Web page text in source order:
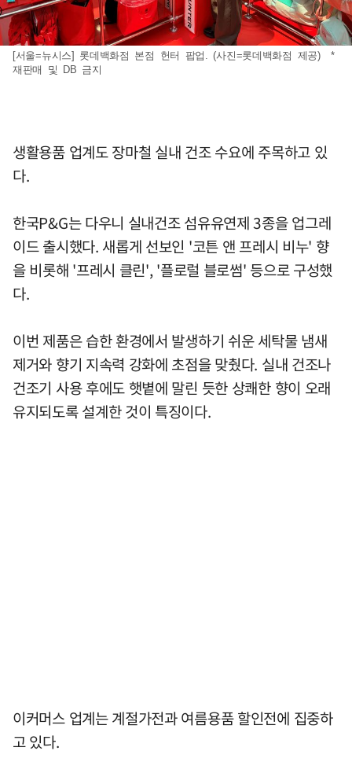
[서울=뉴시스] 롯데백화점 본점 헌터 팝업. (사진=롯데백화점 제공) *
재판매 및 DB 금지
생활용품 업계도 장마철 실내 건조 수요에 주목하고 있
다.
한국P&G는 다우니 실내건조 섬유유연제 3종을 업그레
이드 출시했다. 새롭게 선보인 '코튼 앤 프레시 비누' 향
을 비롯해 '프레시 클린', '플로럴 블로썸' 등으로 구성했
다.
이번 제품은 습한 환경에서 발생하기 쉬운 세탁물 냄새
제거와 향기 지속력 강화에 초점을 맞췄다. 실내 건조나
건조기 사용 후에도 햇볕에 말린 듯한 상쾌한 향이 오래
유지되도록 설계한 것이 특징이다.
이커머스 업계는 계절가전과 여름용품 할인전에 집중하
고 있다.